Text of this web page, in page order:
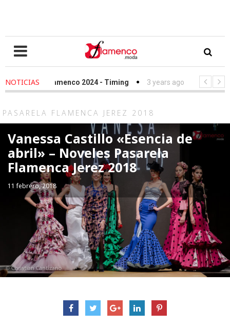
NOTICIAS
Flamenco 2024 - Timing 3 years ago - Simof 2023 -
PASARELA FLAMENCA JEREZ 2018
Vanessa Castillo «Esencia de
abril» – Noveles Pasarela
Flamenca Jerez 2018
11 febrero, 2018